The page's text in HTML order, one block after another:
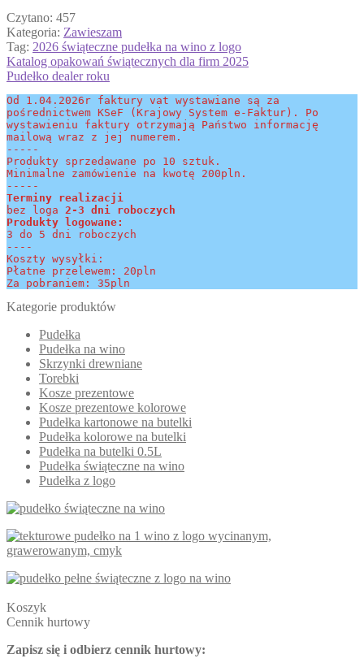
Czytano: 457
Kategoria: Zawieszam
Tag: 2026 świąteczne pudełka na wino z logo
Nawigacja
wpisu
Poprzedni
wpis:
Katalog opakowań świątecznych dla firm 2025
Następny
Pudełko dealer roku
Od 1.04.2026r faktury vat wystawiane są za
pośrednictwem KSeF (Krajowy System e-Faktur). Po
wystawieniu faktury otrzymają Państwo informację
mailową wraz z jej numerem.
-----
Produkty sprzedawane po 10 sztuk.
Minimalne zamówienie na kwotę 200pln.
-----
Terminy realizacji
bez loga 2-3 dni roboczych
Produkty logowane:
3 do 5 dni roboczych
----
Koszty wysyłki:
Płatne przelewem: 20pln
Za pobraniem: 35pln
Kategorie produktów
Pudełka
Pudełka na wino
Skrzynki drewniane
Torebki
Kosze prezentowe
Kosze prezentowe kolorowe
Pudełka kartonowe na butelki
Pudełka kolorowe na butelki
Pudełka na butelki 0.5L
Pudełka świąteczne na wino
Pudełka z logo
Koszyk
Cennik hurtowy
Zapisz się i odbierz cennik hurtowy: